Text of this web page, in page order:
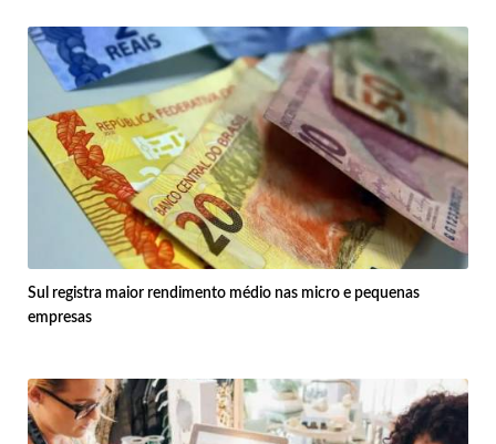
Sul registra maior rendimento médio nas micro e pequenas
empresas